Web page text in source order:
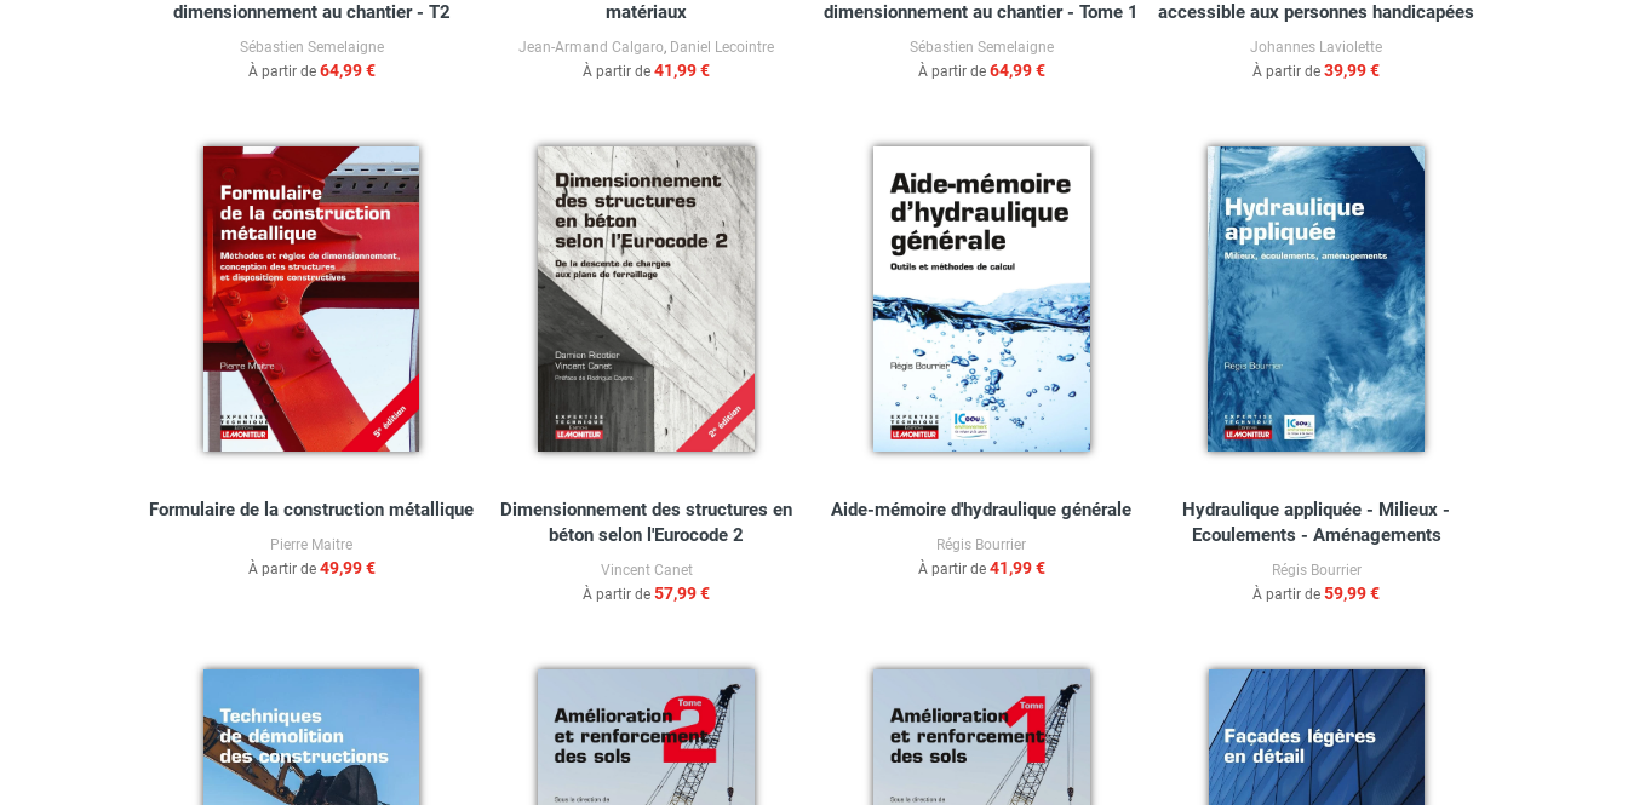
dimensionnement au chantier - T2
Sébastien Semelaigne
À partir de 64,99 €
matériaux
Jean-Armand Calgaro, Daniel Lecointre
À partir de41,99 €
dimensionnement au chantier - Tome 1
Sébastien Semelaigne
À partir de 64,99 €
accessible aux personnes handicapées
Johannes Laviolette
À partir de39,99 €
Formulaire de la construction métallique
Pierre Maitre
À partir de 49,99 €
Dimensionnement des structures en
béton selon l'Eurocode 2
Vincent Canet
À partir de57,99 €
Aide-mémoire d'hydraulique générale
Régis Bourrier
À partir de 41,99 €
Hydraulique appliquée - Milieux -
Ecoulements - Aménagements
Régis Bourrier
À partir de59,99 €